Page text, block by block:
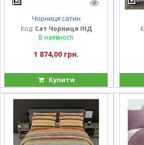
Чорниця сатин
Код: Сат Чорниця ІНД
В наявності
1 874,00 грн.
Купити